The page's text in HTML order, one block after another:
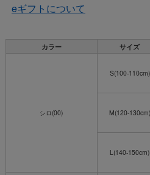
eギフトについて
カラー サイズ
シロ(00)
S(100-110cm)
M(120-130cm)
L(140-150cm)